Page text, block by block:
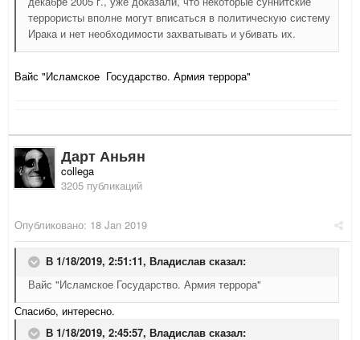
террористы вполне могут вписаться в политическую систему
Ирака и нет необходимости захватывать и убивать их.
Вайс "Исламское Государство. Армия террора"
Дарт Аньян
collega
3205 публикаций
Опубликовано: 18 Jan 2019
В 1/18/2019, 2:51:11, Владислав сказал:
Вайс "Исламское Государство. Армия террора"
Спасибо, интересно.
В 1/18/2019, 2:45:57, Владислав сказал: